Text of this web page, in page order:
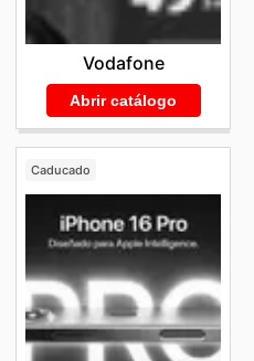
Vodafone
Abrir catálogo
Caducado